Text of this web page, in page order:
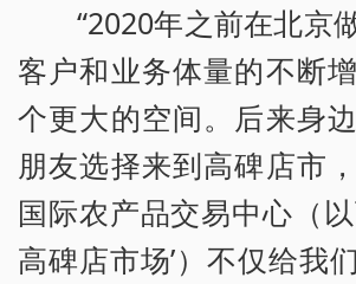
“2020年之前在北京
客户和业务体量的不断
个更大的空间。后来身
朋友选择来到高碑店市
国际农产品交易中心（
高碑店市场’）不仅给我